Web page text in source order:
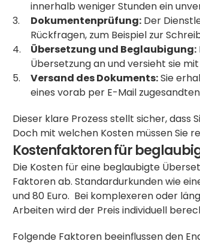
innerhalb weniger Stunden ein
Dokumentenprüfung: Der
Rückfragen, zum Beispiel zur
Übersetzung und Beglaubigung:
Übersetzung an und versieht sie
Versand des Dokuments: Sie
eines vorab per E-Mail
Dieser klare Prozess stellt sicher, dass
Doch mit welchen Kosten müssen Sie
Kostenfaktoren für
Die Kosten für eine beglaubigte
Faktoren ab. Standardurkunden wie
und 80 Euro.  Bei komplexeren oder
Arbeiten wird der Preis individuell
Folgende Faktoren beeinflussen den